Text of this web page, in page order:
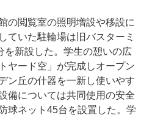
の閲覧室の照明増設や移設に
ていた駐輪場は旧バスターミ
を新設した。学生の憩いの広
ヤード空」が完成しオープン
ン丘の什器を一新し使いやす
備については共同使用の安全
球ネット45台を設置した。学